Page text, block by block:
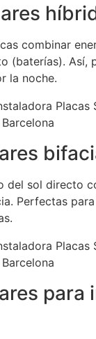
combinar
(baterías). Así,
la noche.
del sol directo
Perfectas
para